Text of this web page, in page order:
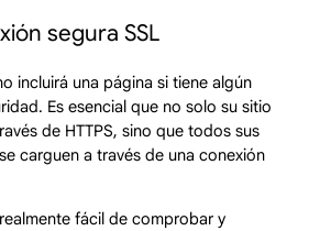
segura SSL
incluirá una página si tiene algún
Es esencial que no solo su sitio
de HTTPS, sino que todos sus
carguen a través de una conexión
fácil de comprobar y